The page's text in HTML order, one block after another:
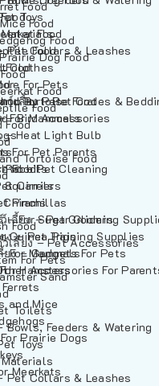
Food
Food
Food
Dog Food
Food
Food
Food
Tortoise Food
Food
ลี้ยง – Pet Accessories
For Pets
Sand
Toilets
Feeders & Watering
Toys
Pet Collars & Leashes
Food
Food
Food
Tortoise Food
Food
Toys
Materials
Pet Collars & Leashes
Clothes
For Pets
เลี้ยง – Pet Crates &
Bird Accessories
Heat Light Bulb
For Pet Parents
ด – Pet Cleaning
Carriers
Prams
ลี้ยง – Pet Grooming
ง – Pet Training Supplies
ง – Gadgets For Pets
Accessories For
By Pet
For Mammals
Rabbits
Squirrels
Chinchillas
– For Sugar Gliders
Guinea Pigs
For Mammals
Hamsters
and Mice
Prairie Dogs
Meerkats